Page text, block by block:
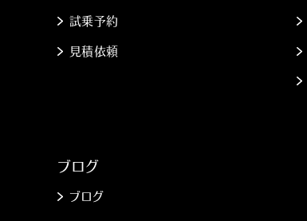
試乗予約
見積依頼
ブログ
ブログ